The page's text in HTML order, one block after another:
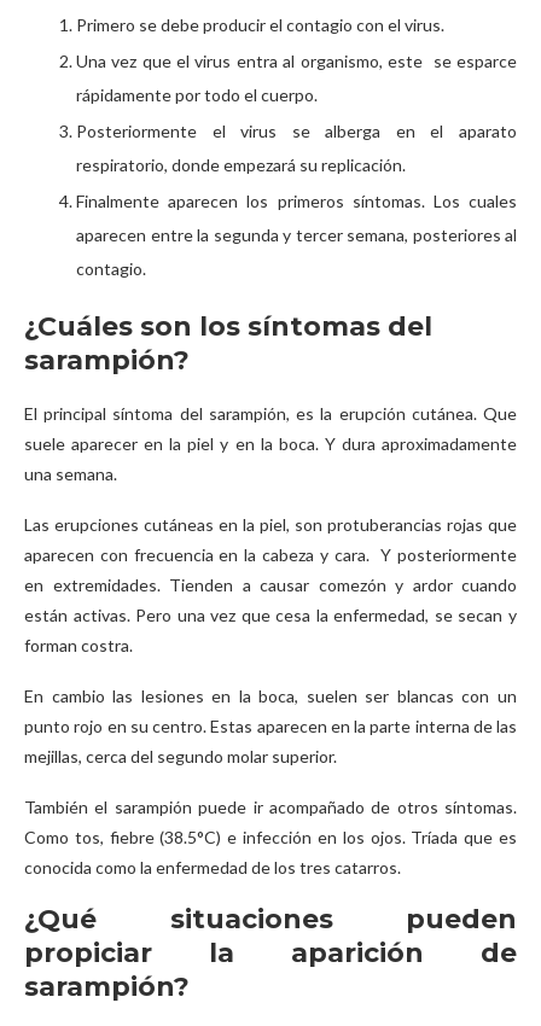
Primero se debe producir el contagio con el virus.
Una vez que el virus entra al organismo, este se esparce
rápidamente por todo el cuerpo.
Posteriormente el virus se alberga en el aparato
respiratorio, donde empezará su replicación.
Finalmente aparecen los primeros síntomas. Los cuales
aparecen entre la segunda y tercer semana, posteriores al
contagio.
¿Cuáles son los síntomas del
sarampión?
El principal síntoma del sarampión, es la erupción cutánea. Que
suele aparecer en la piel y en la boca. Y dura aproximadamente
una semana.
Las erupciones cutáneas en la piel, son protuberancias rojas que
aparecen con frecuencia en la cabeza y cara. Y posteriormente
en extremidades. Tienden a causar comezón y ardor cuando
están activas. Pero una vez que cesa la enfermedad, se secan y
forman costra.
En cambio las lesiones en la boca, suelen ser blancas con un
punto rojo en su centro. Estas aparecen en la parte interna de las
mejillas, cerca del segundo molar superior.
También el sarampión puede ir acompañado de otros síntomas.
Como tos, fiebre (38.5°C) e infección en los ojos. Tríada que es
conocida como la enfermedad de los tres catarros.
¿Qué situaciones pueden
propiciar la aparición de
sarampión?